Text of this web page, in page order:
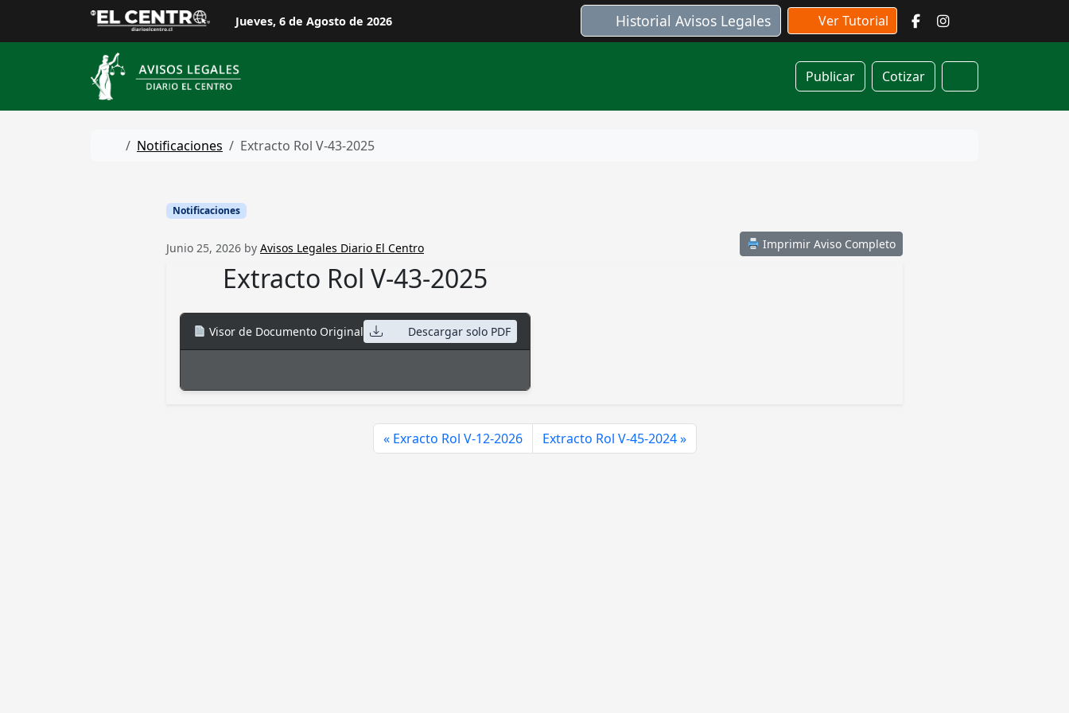
Jueves, 6 de Agosto de 2026 Historial Avisos Legales Ver Tutorial
Publicar Cotizar
Cart
Home
Notificaciones Extracto Rol V-43-2025
Notificaciones
Junio 25, 2026 by Avisos Legales Diario El Centro Imprimir Aviso Completo
Extracto Rol V-43-2025
Visor de Documento Original Descargar solo PDF
Exracto Rol V-12-2026 Extracto Rol V-45-2024